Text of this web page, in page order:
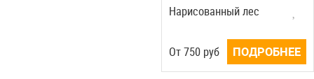
Нарисованный лес
Oт750руб ПОДРОБНЕЕ